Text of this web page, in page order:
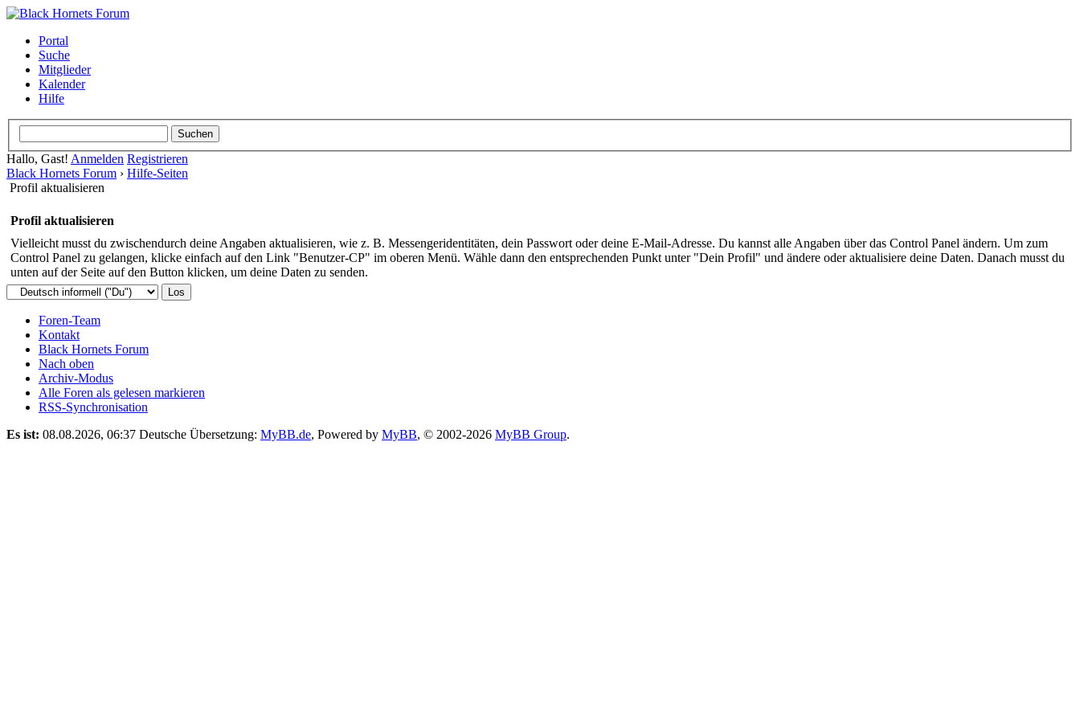
Portal
Suche
Mitglieder
Kalender
Hilfe
Hallo, Gast! Anmelden Registrieren
Black Hornets Forum › Hilfe-Seiten
Profil aktualisieren
Profil aktualisieren
Vielleicht musst du zwischendurch deine Angaben aktualisieren, wie z. B. Messengeridentitäten, dein Passwort oder deine E-Mail-Adresse. Du kannst alle Angaben über das Control Panel ändern. Um zum
Control Panel zu gelangen, klicke einfach auf den Link "Benutzer-CP" im oberen Menü. Wähle dann den entsprechenden Punkt unter "Dein Profil" und ändere oder aktualisiere deine Daten. Danach musst du
unten auf der Seite auf den Button klicken, um deine Daten zu senden.
Foren-Team
Kontakt
Black Hornets Forum
Nach oben
Archiv-Modus
Alle Foren als gelesen markieren
RSS-Synchronisation
Es ist: 08.08.2026, 06:37 Deutsche Übersetzung: MyBB.de, Powered by MyBB, © 2002-2026 MyBB Group.